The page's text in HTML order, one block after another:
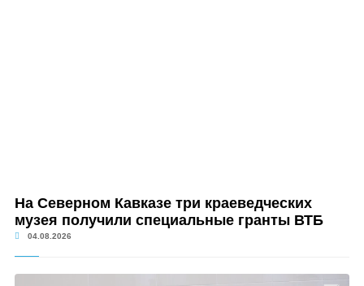
На Северном Кавказе три краеведческих
музея получили специальные гранты ВТБ
04.08.2026